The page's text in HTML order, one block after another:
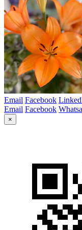
Email Facebook
Email Facebook
×